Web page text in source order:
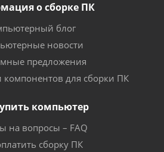
о сборке ПК
блог
новости
предложения
компонентов для сборки ПК
компьютер
на вопросы – FAQ
сборку ПК